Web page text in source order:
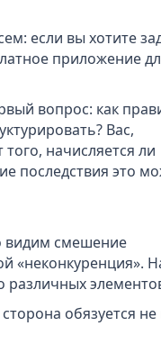
если вы хотите
приложение
вопрос: как
Вас,
начисляется ли
последствия это
видим смешение
«неконкуренция».
различных
обязуется не